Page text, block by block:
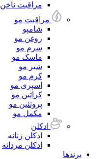
مراقبت ناخن
مراقبت مو
شامپو
روغن مو
سرم مو
ماسک مو
شیر مو
کرم مو
اسپری مو
کراتین مو
پروتئین مو
مکمل مو
ادکلن
ادکلن زنانه
ادکلن مردانه
برندها